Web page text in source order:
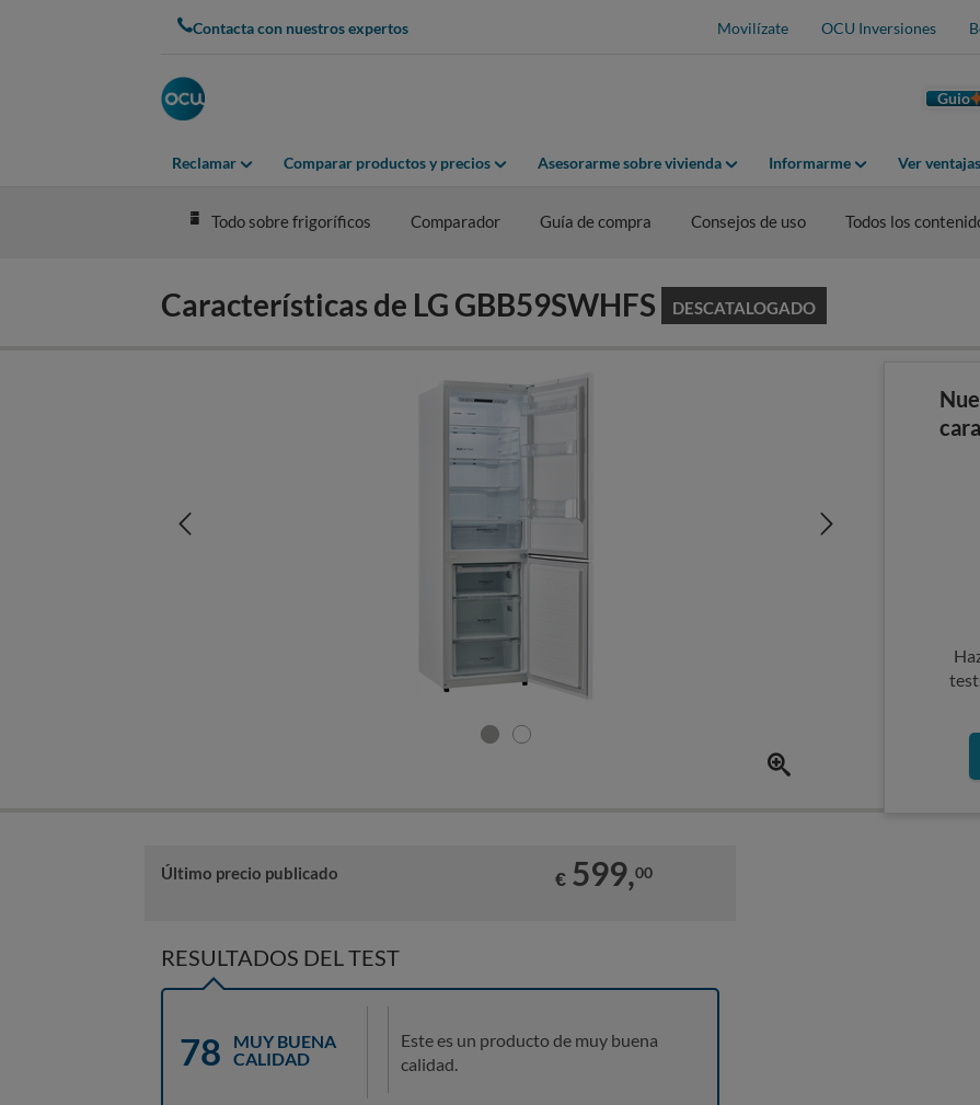
Contacta con nuestros expertos Movilízate OCU Inversiones
Guio
Reclamar Comparar productos y precios Asesorarme sobre vivienda Informarme Ver
Todo sobre frigoríficos Comparador Guía de compra Consejos de uso Todos los
Características de LG GBB59SWHFS DESCATALOGADO
Último precio publicado € 599,00
RESULTADOS DEL TEST
78
MUY BUENA
CALIDAD
Este es un producto de muy buena
calidad.